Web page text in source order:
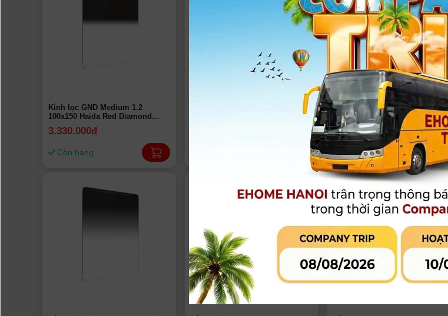
Kính lọc GND Medium 1.2
100x150 Haida Red Diamond
HD4283 (4-Stop) | Chính Hãng
3.330.000đ
Còn hàng
100x150mm Haida Red Diamond
Kính lọc Haida ND 64x
HD4664-67
2.090.000đ
Còn hàng